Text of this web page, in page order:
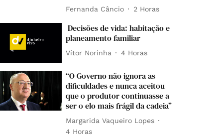
Fernanda Câncio 2 Horas
Decisões de vida: habitação e
planeamento familiar
Vítor Norinha 4 Horas
“O Governo não ignora as
dificuldades e nunca aceitou
que o produtor continuasse a
ser o elo mais frágil da cadeia”
Margarida Vaqueiro Lopes
4 Horas